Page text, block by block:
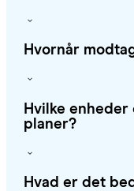
Hvornår
Hvilke
planer?
Hvad er det